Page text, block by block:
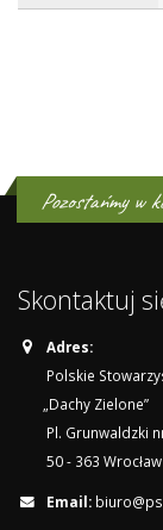
Pozostańmy w
Skontaktuj
Adres:
Polskie
„Dachy Zielone”
Pl. Grunwaldzki
50 - 363 Wrocław
Email: